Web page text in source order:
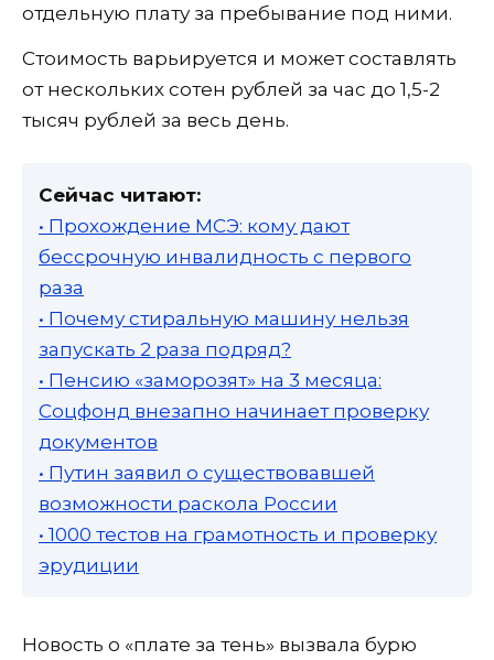
отдельную плату за пребывание под ними.
Стоимость варьируется и может составлять
от нескольких сотен рублей за час до 1,5-2
тысяч рублей за весь день.
Сейчас читают:
• Прохождение МСЭ: кому дают
бессрочную инвалидность с первого
раза
• Почему стиральную машину нельзя
запускать 2 раза подряд?
• Пенсию «заморозят» на 3 месяца:
Соцфонд внезапно начинает проверку
документов
• Путин заявил о существовавшей
возможности раскола России
• 1000 тестов на грамотность и проверку
эрудиции
Новость о «плате за тень» вызвала бурю